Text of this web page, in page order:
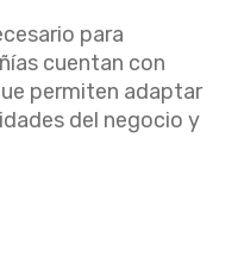
para
cuentan con
permiten adaptar
del negocio y